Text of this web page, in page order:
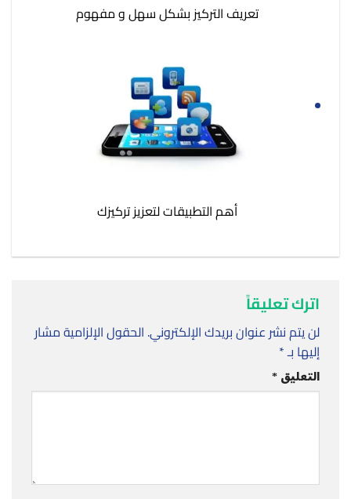
تعريف التركيز بشكل سهل و مفهوم
أهم التطبيقات لتعزيز تركيزك
اترك تعليقاً
لن يتم نشر عنوان بريدك الإلكتروني. الحقول الإلزامية مشار
إليها بـ*
التعليق*